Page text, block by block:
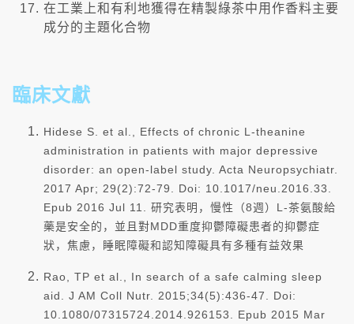
在工業上和有利地獲得在精製綠茶中用作香料主要
成分的主題化合物
臨床文獻
Hidese S. et al., Effects of chronic L-theanine
administration in patients with major depressive
disorder: an open-label study. Acta Neuropsychiatr.
2017 Apr; 29(2):72-79. Doi: 10.1017/neu.2016.33.
Epub 2016 Jul 11. 研究表明，慢性（8週）L-茶氨酸給
藥是安全的，並且對MDD重度抑鬱障礙患者的抑鬱症
狀，焦慮，睡眠障礙和認知障礙具有多種有益效果
Rao, TP et al., In search of a safe calming sleep
aid. J AM Coll Nutr. 2015;34(5):436-47. Doi:
10.1080/07315724.2014.926153. Epub 2015 Mar